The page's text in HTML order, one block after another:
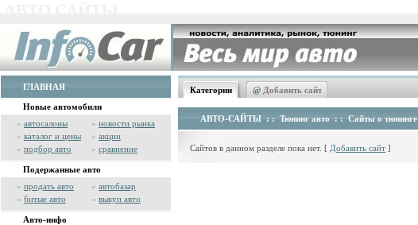
ГЛАВНАЯ
Новые автомобили
» автосалоны » новости рынка
» каталог и цены » акции
» подбор авто » сравнение
Подержанные авто
» продать авто » автобазар
» битые авто » выкуп авто
Авто-инфо
Категории @ Добавить сайт
АВТО-САЙТЫ : : Тюнинг авто : : Сайты о тюнинге
Сайтов в данном разделе пока нет. [ Добавить сайт ]